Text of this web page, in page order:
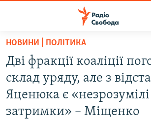
Перейти
основного
матеріалу
Перейти
до
основної
РАДІО СВОБОДА – 70 РОКІВ
ВСЕ ЗА ДОБУ
СТАТТІ
НОВИНИ | ПОЛІТИКА
Дві фракції коаліції
склад уряду, але з
Яценюка є «незрозумілі
затримки» – Міщенко